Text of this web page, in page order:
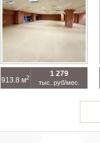
913.8 м2 1 279
тыс. руб/мес.